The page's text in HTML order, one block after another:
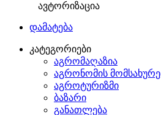
ავტორიზაცია
დამატება
კატეგორიები
აგრომაღაზია
აგრონომის
აგროტურიზმი
ბაზარი
განათლება